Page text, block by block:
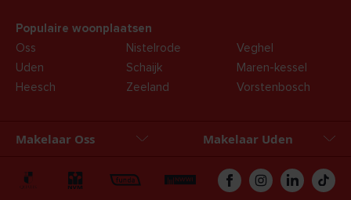
Populaire woonplaatsen
Oss
Uden
Heesch
Nistelrode
Schaijk
Zeeland
Veghel
Maren-kessel
Vorstenbosch
Makelaar Oss Makelaar Uden